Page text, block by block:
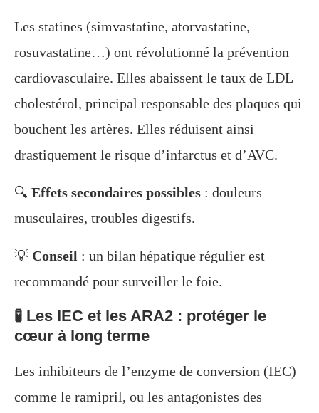
Les statines (simvastatine, atorvastatine,
rosuvastatine…) ont révolutionné la prévention
cardiovasculaire. Elles abaissent le taux de LDL
cholestérol, principal responsable des plaques qui
bouchent les artères. Elles réduisent ainsi
drastiquement le risque d’infarctus et d’AVC.
🔍 Effets secondaires possibles : douleurs
musculaires, troubles digestifs.
💡 Conseil : un bilan hépatique régulier est
recommandé pour surveiller le foie.
🧪 Les IEC et les ARA2 : protéger le
cœur à long terme
Les inhibiteurs de l’enzyme de conversion (IEC)
comme le ramipril, ou les antagonistes des